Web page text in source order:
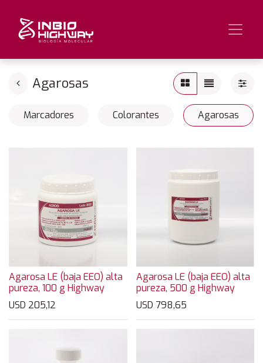
Agarosas
Marcadores Colorantes Agarosas
Agarosa LE (baja EEO) alta
pureza, 100 g Highway
USD 205,12
Agarosa LE (baja EEO) alta
pureza, 500 g Highway
USD 798,65